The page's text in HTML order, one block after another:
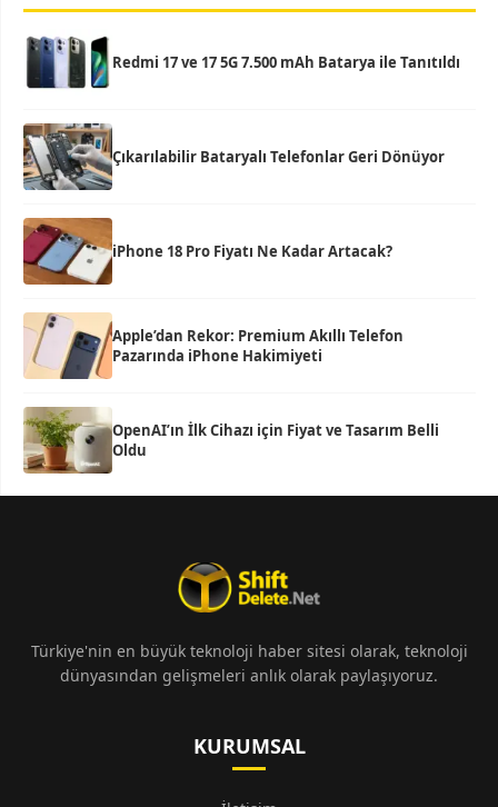
Redmi 17 ve 17 5G 7.500 mAh Batarya ile Tanıtıldı
Çıkarılabilir Bataryalı Telefonlar Geri Dönüyor
iPhone 18 Pro Fiyatı Ne Kadar Artacak?
Apple’dan Rekor: Premium Akıllı Telefon
Pazarında iPhone Hakimiyeti
OpenAI’ın İlk Cihazı için Fiyat ve Tasarım Belli
Oldu
Türkiye'nin en büyük teknoloji haber sitesi olarak, teknoloji
dünyasından gelişmeleri anlık olarak paylaşıyoruz.
KURUMSAL